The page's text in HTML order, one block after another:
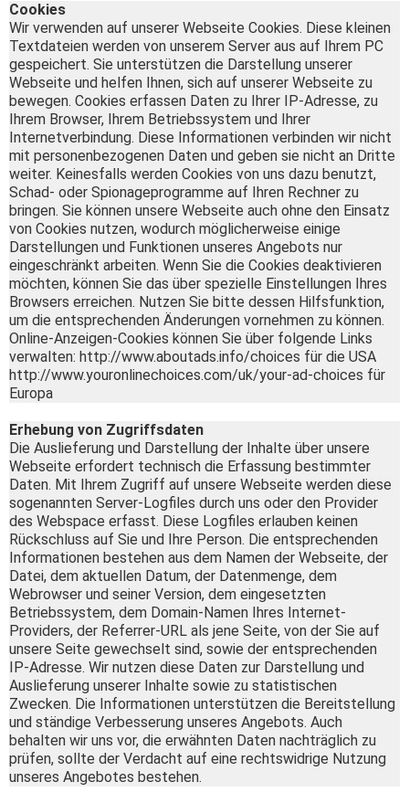
Cookies
Wir verwenden auf unserer Webseite Cookies. Diese kleinen
Textdateien werden von unserem Server aus auf Ihrem PC
gespeichert. Sie unterstützen die Darstellung unserer
Webseite und helfen Ihnen, sich auf unserer Webseite zu
bewegen. Cookies erfassen Daten zu Ihrer IP-Adresse, zu
Ihrem Browser, Ihrem Betriebssystem und Ihrer
Internetverbindung. Diese Informationen verbinden wir nicht
mit personenbezogenen Daten und geben sie nicht an Dritte
weiter. Keinesfalls werden Cookies von uns dazu benutzt,
Schad- oder Spionageprogramme auf Ihren Rechner zu
bringen. Sie können unsere Webseite auch ohne den Einsatz
von Cookies nutzen, wodurch möglicherweise einige
Darstellungen und Funktionen unseres Angebots nur
eingeschränkt arbeiten. Wenn Sie die Cookies deaktivieren
möchten, können Sie das über spezielle Einstellungen Ihres
Browsers erreichen. Nutzen Sie bitte dessen Hilfsfunktion,
um die entsprechenden Änderungen vornehmen zu können.
Online-Anzeigen-Cookies können Sie über folgende Links
verwalten: http://www.aboutads.info/choices für die USA
http://www.youronlinechoices.com/uk/your-ad-choices für
Europa
Erhebung von Zugriffsdaten
Die Auslieferung und Darstellung der Inhalte über unsere
Webseite erfordert technisch die Erfassung bestimmter
Daten. Mit Ihrem Zugriff auf unsere Webseite werden diese
sogenannten Server-Logfiles durch uns oder den Provider
des Webspace erfasst. Diese Logfiles erlauben keinen
Rückschluss auf Sie und Ihre Person. Die entsprechenden
Informationen bestehen aus dem Namen der Webseite, der
Datei, dem aktuellen Datum, der Datenmenge, dem
Webrowser und seiner Version, dem eingesetzten
Betriebssystem, dem Domain-Namen Ihres Internet-
Providers, der Referrer-URL als jene Seite, von der Sie auf
unsere Seite gewechselt sind, sowie der entsprechenden
IP-Adresse. Wir nutzen diese Daten zur Darstellung und
Auslieferung unserer Inhalte sowie zu statistischen
Zwecken. Die Informationen unterstützen die Bereitstellung
und ständige Verbesserung unseres Angebots. Auch
behalten wir uns vor, die erwähnten Daten nachträglich zu
prüfen, sollte der Verdacht auf eine rechtswidrige Nutzung
unseres Angebotes bestehen.